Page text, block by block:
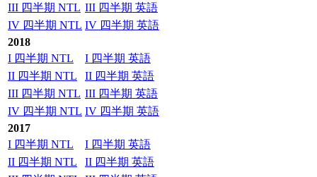
III 四半期 NTL III 四半期 英語
IV 四半期 NTL IV 四半期 英語
2018
I 四半期 NTL
I 四半期 英語
II 四半期 NTL
II 四半期 英語
III 四半期 NTL III 四半期 英語
IV 四半期 NTL IV 四半期 英語
2017
I 四半期 NTL
I 四半期 英語
II 四半期 NTL
II 四半期 英語